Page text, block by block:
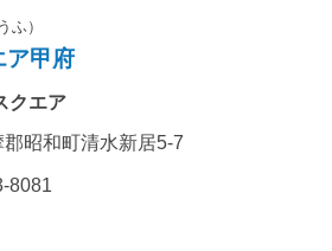
ふ）
ア甲府
クエア
昭和町清水新居5-7
8081